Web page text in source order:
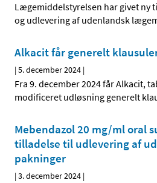
Lægemiddelstyrelsen har givet ny
og udlevering af udenlandsk
Alkacit får generelt
|5. december 2024 |
Fra 9. december 2024 får Alkacit,
modificeret udløsning generelt
Mebendazol 20 mg/ml oral
tilladelse til udlevering af
pakninger
|3. december 2024 |